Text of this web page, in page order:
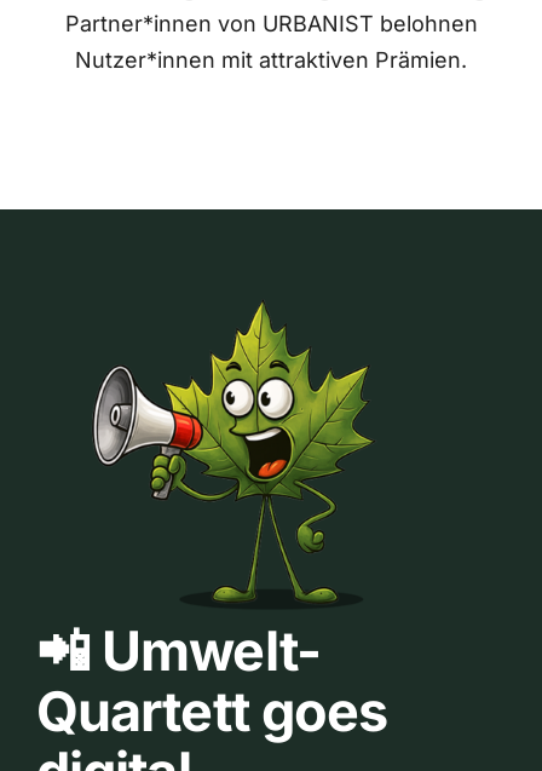
Partner*innen von URBANIST belohnen
Nutzer*innen mit attraktiven Prämien.
📲 Umwelt-
Quartett goes